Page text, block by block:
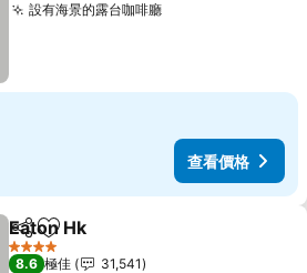
設有海景的露台咖啡廳查看價格
查看價格
分享 放到收藏夾
Eaton Hk
4 星級
8.6 極佳
31,541